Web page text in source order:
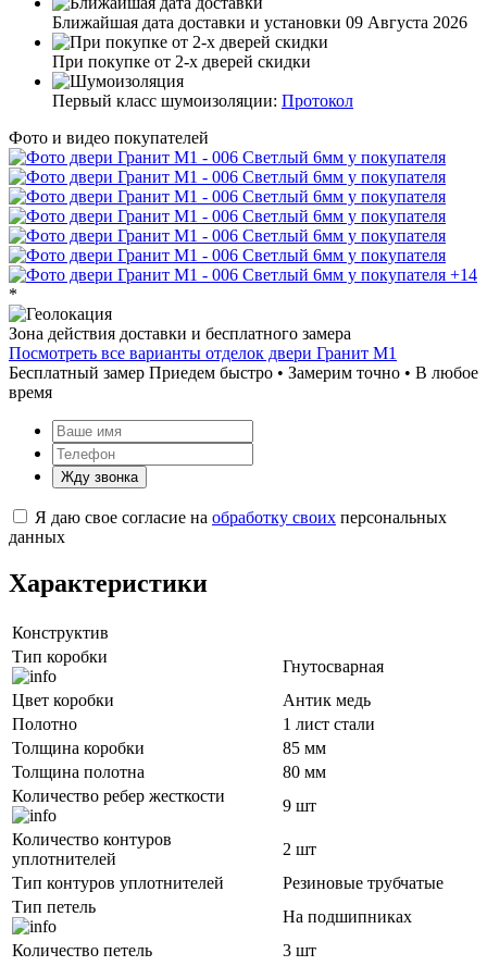
Ближайшая дата доставки и установки 09 Августа 2026
При покупке от 2-х дверей скидки
Первый класс шумоизоляции: Протокол
Фото и видео покупателей
+14
*
Зона действия доставки и бесплатного замера
Посмотреть все варианты отделок двери Гранит М1
Бесплатный замер Приедем быстро • Замерим точно • В любое
время
Жду звонка
Я даю свое согласие на обработку своих персональных
данных
Характеристики
Конструктив
Тип коробки
Гнутосварная
Цвет коробки
Антик медь
Полотно
1 лист стали
Толщина коробки
85 мм
Толщина полотна
80 мм
Количество ребер жесткости
9 шт
Количество контуров
уплотнителей
2 шт
Тип контуров уплотнителей
Резиновые трубчатые
Тип петель
На подшипниках
Количество петель
3 шт